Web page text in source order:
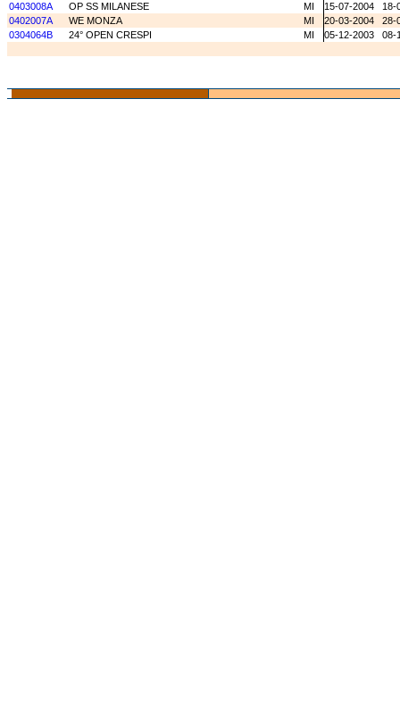
0403008A
OP SS MILANESE MI 15-07-2004
18-
0402007A
WE MONZA MI 20-03-2004
28-
0304064B
24° OPEN CRESPI MI 05-12-2003 08-